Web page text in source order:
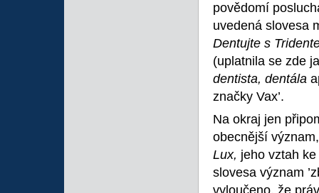
povědomí
uvedená slovesa
Dentujte s
(uplatnila se zde
dentista, dentála
značky Vax’.
Na okraj jen
obecnější
Lux, jeho vztah
slovesa význam
vyloučeno, že